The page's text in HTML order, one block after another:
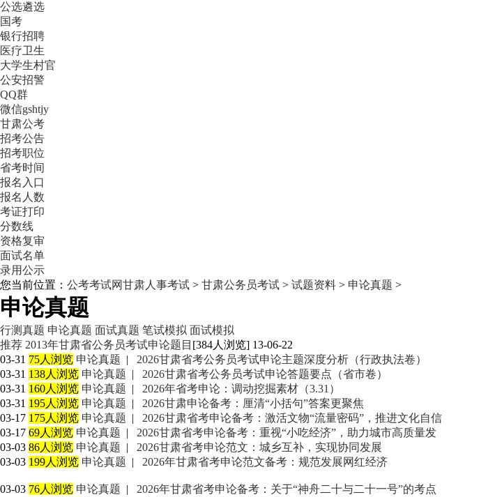
公选遴选
国考
银行招聘
医疗卫生
大学生村官
公安招警
QQ群
微信gshtjy
甘肃公考
招考公告
招考职位
省考时间
报名入口
报名人数
考证打印
分数线
资格复审
面试名单
录用公示
您当前位置： 公考考试网甘肃人事考试 > 甘肃公务员考试 > 试题资料 > 申论真题 >
申论真题
行测真题 申论真题 面试真题 笔试模拟 面试模拟
推荐 2013年甘肃省公务员考试申论题目 [384人浏览] 13-06-22
03-31 75人浏览 申论真题 |
2026甘肃省考公务员考试申论主题深度分析（行政执法卷）
03-31 138人浏览 申论真题 |
2026甘肃省考公务员考试申论答题要点（省市卷）
03-31 160人浏览 申论真题 |
2026年省考申论：调动挖掘素材（3.31）
03-31 195人浏览 申论真题 |
2026甘肃申论备考：厘清“小括句”答案更聚焦
03-17 175人浏览 申论真题 |
2026甘肃省考申论备考：激活文物“流量密码”，推进文化自信
03-17 69人浏览 申论真题 |
2026甘肃省考申论备考：重视“小吃经济”，助力城市高质量发
03-03 86人浏览 申论真题 |
2026甘肃省考申论范文：城乡互补，实现协同发展
03-03 199人浏览 申论真题 | 2026年甘肃省考申论范文备考：规范发展网红经济
03-03 76人浏览 申论真题 |
2026年甘肃省考申论备考：关于“神舟二十与二十一号”的考点